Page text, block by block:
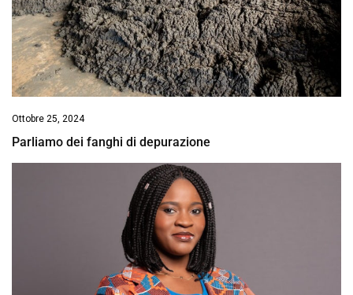
Ottobre 25, 2024
Parliamo dei fanghi di depurazione